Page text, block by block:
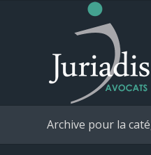
Archive pour la